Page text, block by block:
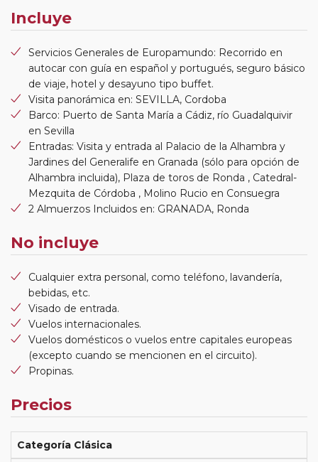
Incluye
Servicios Generales de Europamundo: Recorrido en
autocar con guía en español y portugués, seguro básico
de viaje, hotel y desayuno tipo buffet.
Visita panorámica en: SEVILLA, Cordoba
Barco: Puerto de Santa María a Cádiz, río Guadalquivir
en Sevilla
Entradas: Visita y entrada al Palacio de la Alhambra y
Jardines del Generalife en Granada (sólo para opción de
Alhambra incluida), Plaza de toros de Ronda , Catedral-
Mezquita de Córdoba , Molino Rucio en Consuegra
2 Almuerzos Incluidos en: GRANADA, Ronda
No incluye
Cualquier extra personal, como teléfono, lavandería,
bebidas, etc.
Visado de entrada.
Vuelos internacionales.
Vuelos domésticos o vuelos entre capitales europeas
(excepto cuando se mencionen en el circuito).
Propinas.
Precios
Categoría Clásica